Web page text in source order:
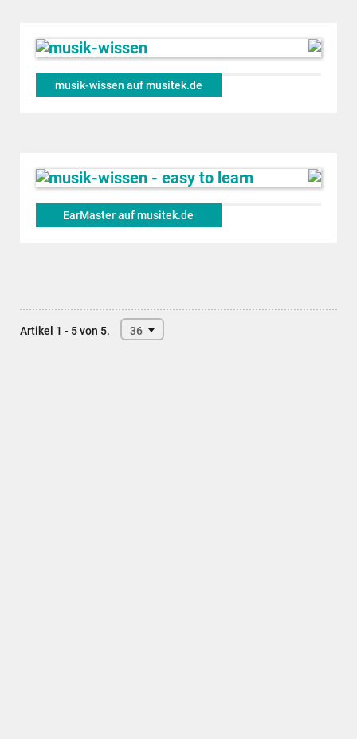
musik-wissen auf musitek.de
EarMaster auf musitek.de
Artikel 1 - 5 von 5. 36